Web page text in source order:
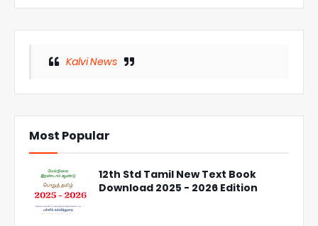
Kalvi News
Most Popular
12th Std Tamil New Text Book
Download 2025 - 2026 Edition